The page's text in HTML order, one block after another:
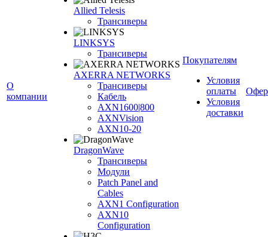
О
компании
Allied Telesis
Трансиверы
LINKSYS
Трансиверы
AXERRA NETWORKS
Трансиверы
Кабель
AXN1600|800
AXNVision
AXN10-20
DragonWave
Трансиверы
Модули
Patch Panel and
Cables
AXN1 Configuration
AXN10
Configuration
Покупателям
Условия
оплаты
Условия
доставки